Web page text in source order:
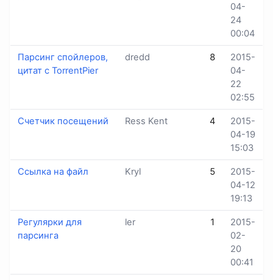
04-
24
00:04
Парсинг спойлеров,
цитат с TorrentPier
dredd 8
2015-
04-
22
02:55
Счетчик посещений Ress Kent 4
2015-
04-19
15:03
Ссылка на файл Kryl 5
2015-
04-12
19:13
Регулярки для
парсинга
ler 1
2015-
02-
20
00:41